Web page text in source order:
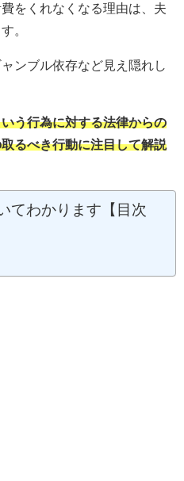
をくれなくなる理由は、夫
。
ンブル依存など見え隠れし
う行為に対する法律からの
るべき行動に注目して解説
てわかります【目次